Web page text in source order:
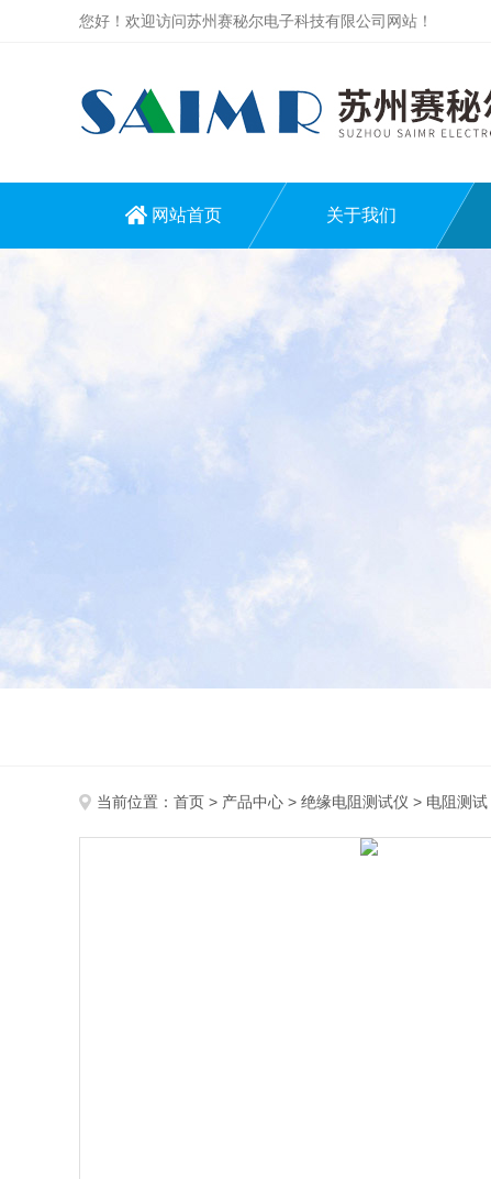
您好！欢迎访问苏州赛秘尔电子科技有限公司网站！
网站首页 关于我们
当前位置： 首页 > 产品中心 > 绝缘电阻测试仪 > 电阻测试